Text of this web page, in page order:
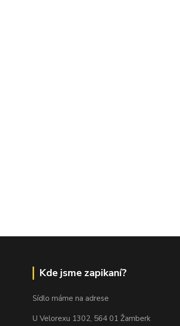
Kde jsme zapikaní?
Sídlo máme na adrese
U Velorexu 1302, 564 01 Žamberk